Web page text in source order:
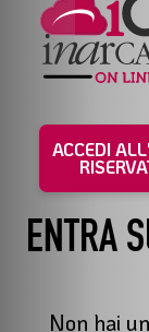
ACCEDI
ENTRA
Non hai